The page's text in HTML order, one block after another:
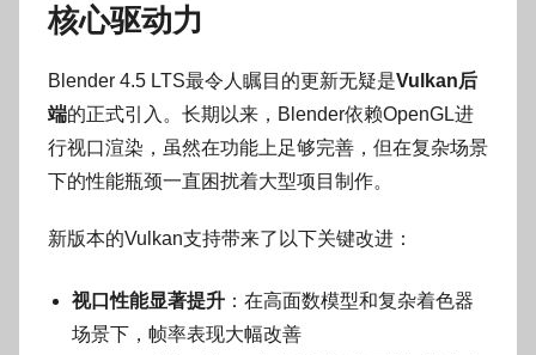
核心驱动力
Blender 4.5 LTS最令人瞩目的更新无疑是Vulkan后
端的正式引入。长期以来，Blender依赖OpenGL进
行视口渲染，虽然在功能上足够完善，但在复杂场景
下的性能瓶颈一直困扰着大型项目制作。
新版本的Vulkan支持带来了以下关键改进：
视口性能显著提升 ：在高面数模型和复杂着色器
场景下，帧率表现大幅改善